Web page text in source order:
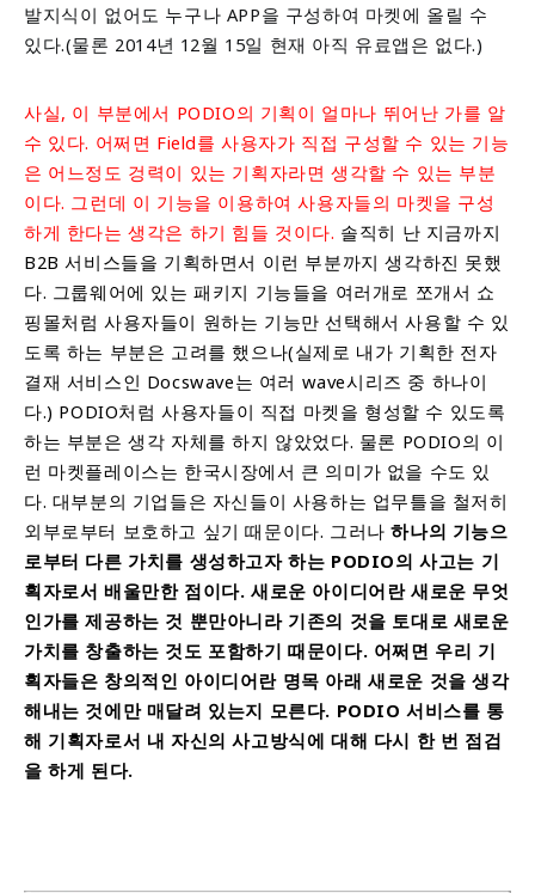
발지식이 없어도 누구나 APP을 구성하여 마켓에 올릴 수
있다.(물론 2014년 12월 15일 현재 아직 유료앱은 없다.)
사실, 이 부분에서 PODIO의 기획이 얼마나 뛰어난 가를 알
수 있다. 어쩌면 Field를 사용자가 직접 구성할 수 있는 기능
은 어느정도 겅력이 있는 기획자라면 생각할 수 있는 부분
이다. 그런데 이 기능을 이용하여 사용자들의 마켓을 구성
하게 한다는 생각은 하기 힘들 것이다. 솔직히 난 지금까지
B2B 서비스들을 기획하면서 이런 부분까지 생각하진 못했
다. 그룹웨어에 있는 패키지 기능들을 여러개로 쪼개서 쇼
핑몰처럼 사용자들이 원하는 기능만 선택해서 사용할 수 있
도록 하는 부분은 고려를 했으나(실제로 내가 기획한 전자
결재 서비스인 Docswave는 여러 wave시리즈 중 하나이
다.) PODIO처럼 사용자들이 직접 마켓을 형성할 수 있도록
하는 부분은 생각 자체를 하지 않았었다. 물론 PODIO의 이
런 마켓플레이스는 한국시장에서 큰 의미가 없을 수도 있
다. 대부분의 기업들은 자신들이 사용하는 업무틀을 철저히
외부로부터 보호하고 싶기 때문이다. 그러나하나의 기능으
로부터 다른 가치를 생성하고자 하는 PODIO의 사고는 기
획자로서 배울만한 점이다. 새로운 아이디어란 새로운 무엇
인가를 제공하는 것 뿐만아니라 기존의 것을 토대로 새로운
가치를 창출하는 것도 포함하기 때문이다. 어쩌면 우리 기
획자들은 창의적인 아이디어란 명목 아래 새로운 것을 생각
해내는 것에만 매달려 있는지 모른다. PODIO 서비스를 통
해 기획자로서 내 자신의 사고방식에 대해 다시 한 번 점검
을 하게 된다.